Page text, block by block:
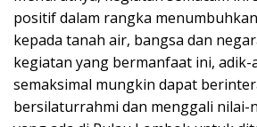
positif dalam rangka
kepada tanah air, bangsa dan
kegiatan yang bermanfaat ini, adik-
semaksimal mungkin dapat
bersilaturrahmi dan menggali nilai-